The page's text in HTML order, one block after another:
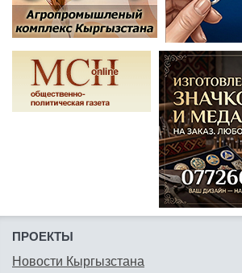
ПРОЕКТЫ
Новости Кыргызстана